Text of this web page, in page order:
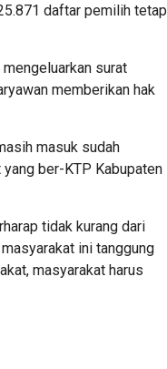
daftar pemilih tetap
surat
memberikan hak
masuk sudah
ber-KTP Kabupaten
tidak kurang dari
ini tanggung
masyarakat harus